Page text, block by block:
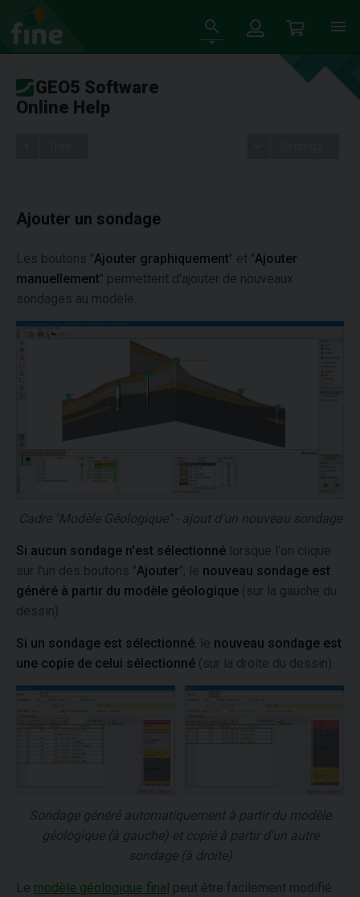
GEO5 Software
Online Help
Ajouter un sondage
Les boutons "Ajouter graphiquement" et "Ajouter
manuellement" permettent d'ajouter de nouveaux
sondages au modèle.
Cadre "Modèle Géologique" - ajout d'un nouveau sondage
Si aucun sondage n'est sélectionné lorsque l'on clique
sur l'un des boutons "Ajouter", le nouveau sondage est
généré à partir du modèle géologique (sur la gauche du
dessin).
Si un sondage est sélectionné, le nouveau sondage est
une copie de celui sélectionné (sur la droite du dessin).
Sondage généré automatiquement à partir du modèle
géologique (à gauche) et copié à partir d'un autre
sondage (à droite)
Le modèle géologique final peut être facilement modifié